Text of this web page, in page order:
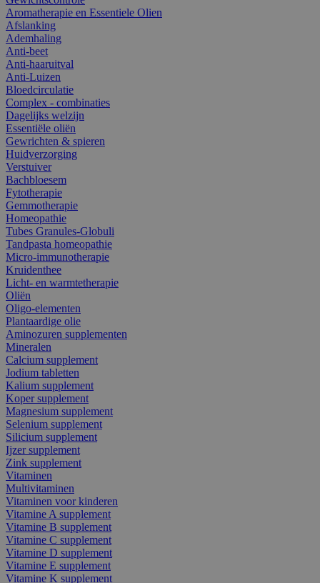
Aromatherapie en Essentiele Olien
Afslanking
Ademhaling
Anti-beet
Anti-haaruitval
Anti-Luizen
Bloedcirculatie
Complex - combinaties
Dagelijks welzijn
Essentiële oliën
Gewrichten & spieren
Huidverzorging
Verstuiver
Bachbloesem
Fytotherapie
Gemmotherapie
Homeopathie
Tubes Granules-Globuli
Tandpasta homeopathie
Micro-immunotherapie
Kruidenthee
Licht- en warmtetherapie
Oliën
Oligo-elementen
Plantaardige olie
Aminozuren supplementen
Mineralen
Calcium supplement
Jodium tabletten
Kalium supplement
Koper supplement
Magnesium supplement
Selenium supplement
Silicium supplement
Ijzer supplement
Zink supplement
Vitaminen
Multivitaminen
Vitaminen voor kinderen
Vitamine A supplement
Vitamine B supplement
Vitamine C supplement
Vitamine D supplement
Vitamine E supplement
Vitamine K supplement